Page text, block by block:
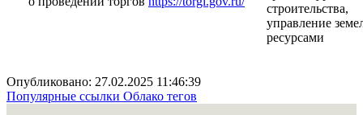
строительства,
управление
ресурсами
Опубликовано: 27.02.2025 11:46:39
Популярные ссылки Облако тегов